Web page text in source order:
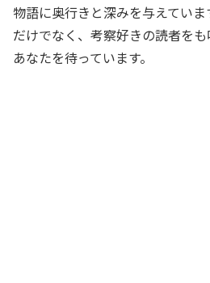
物語に奥行きと深みを与えてい
だけでなく、考察好きの読者を
あなたを待っています。